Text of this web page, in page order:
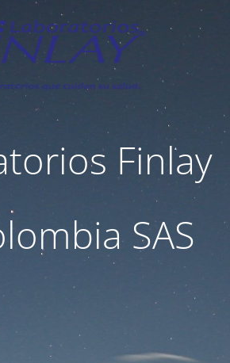
Finlay
SAS